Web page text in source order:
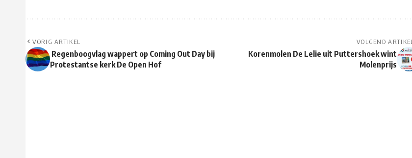
VORIG ARTIKEL
Regenboogvlag wappert op Coming Out Day bij
Protestantse kerk De Open Hof
VOLGEND ARTIKEL
Korenmolen De Lelie uit Puttershoek wint
Molenprijs